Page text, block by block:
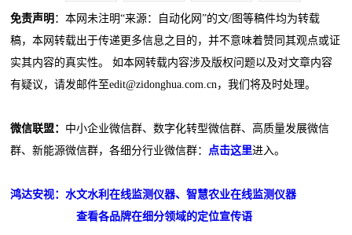
免责声明 ：本网未注明“来源：自动化网”的文/图等稿件均为转载
稿，本网转载出于传递更多信息之目的，并不意味着赞同其观点或证
实其内容的真实性。 如本网转载内容涉及版权问题以及对文章内容
有疑议，请发邮件至edit@zidonghua.com.cn，我们将及时处理。
微信联盟： 中小企业微信群、数字化转型微信群、高质量发展微信
群、新能源微信群，各细分行业微信群： 点击这里进入。
鸿达安视：水文水利在线监测仪器、智慧农业在线监测仪器
查看各品牌在细分领域的定位宣传语